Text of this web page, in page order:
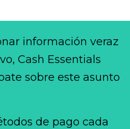
información veraz
Cash Essentials
sobre este asunto
de pago cada